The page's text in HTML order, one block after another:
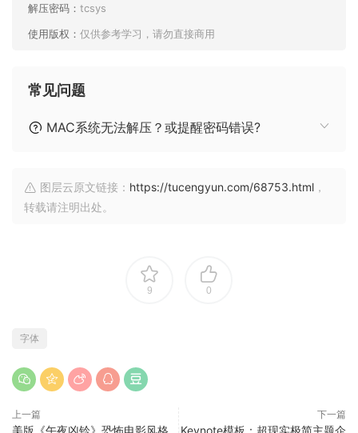
解压密码： tcsys
使用版权： 仅供参考学习，请勿直接商用
常见问题
MAC系统无法解压？或提醒密码错误?
图层云原文链接： https://tucengyun.com/68753.html ，
转载请注明出处。
9 0
字体
上一篇
美版《午夜凶铃》恐怖电影风格
下一篇
Keynote模板：超现实极简主题企